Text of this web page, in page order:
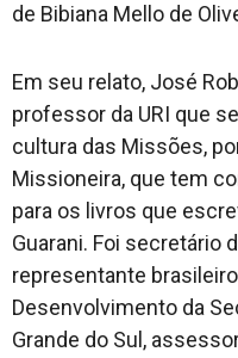
de Bibiana Mello de
Em seu relato, José
professor da URI que
cultura das Missões,
Missioneira, que tem
para os livros que
Guarani. Foi secretário
representante brasileiro
Desenvolvimento da
Grande do Sul,